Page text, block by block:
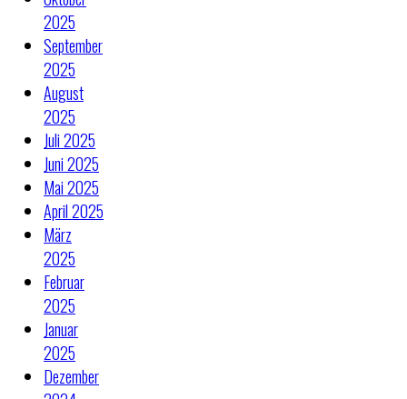
2025
September
2025
August
2025
Juli 2025
Juni 2025
Mai 2025
April 2025
März
2025
Februar
2025
Januar
2025
Dezember